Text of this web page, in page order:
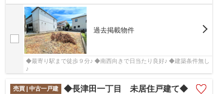
過去掲載物件
◆最寄り駅まで徒歩９分♪ ◆南西向きで日当たり良好♪ ◆建築条件無し
♪
売買 | 中古一戸建 ◆長津田一丁目 未居住戸建て◆